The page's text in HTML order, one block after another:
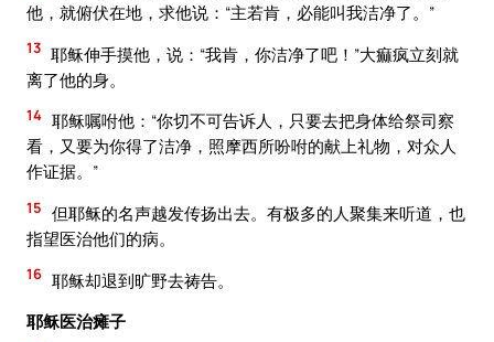
他，就俯伏在地，求他说：“主若肯，必能叫我洁净了。”
13 耶稣伸手摸他，说：“我肯，你洁净了吧！”大痲疯立刻就
离了他的身。
14 耶稣嘱咐他：“你切不可告诉人，只要去把身体给祭司察
看，又要为你得了洁净，照摩西所吩咐的献上礼物，对众人
作证据。”
15 但耶稣的名声越发传扬出去。有极多的人聚集来听道，也
指望医治他们的病。
16 耶稣却退到旷野去祷告。
耶稣医治瘫子